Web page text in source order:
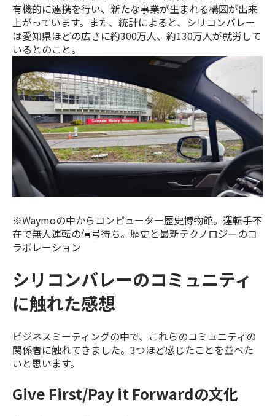
有機的に連携を行い、新たな事業が生まれる構図が出来
上がっています。また、統計によると、シリコンバレー
は愛知県ほどの広さに約300万人、約130万人が就労して
いるとのこと。
※Waymoの中からコンピューター歴史博物館。運転手不
在で無人運転の信号待ち。歴史と最新テクノロジーのコ
ラボレーション
シリコンバレーのコミュニティ
に触れた感想
ビジネスミーティングの中で、これらのコミュニティの
関係者に触れてきました。3つほど感じたことを並べた
いと思います。
Give First/Pay it Forwardの文化